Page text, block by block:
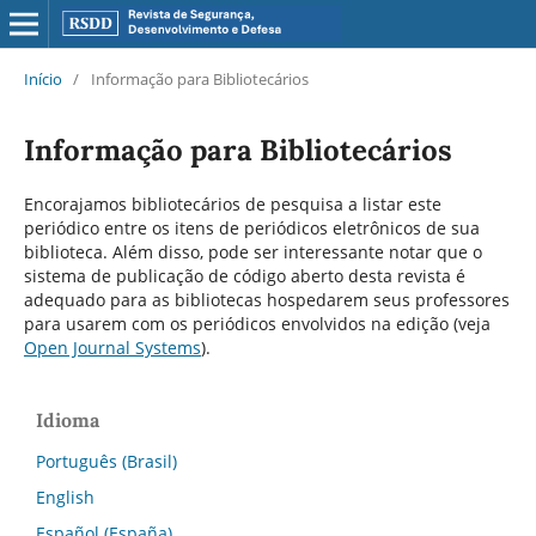
Início / Informação para Bibliotecários
Informação para Bibliotecários
Encorajamos bibliotecários de pesquisa a listar este
periódico entre os itens de periódicos eletrônicos de sua
biblioteca. Além disso, pode ser interessante notar que o
sistema de publicação de código aberto desta revista é
adequado para as bibliotecas hospedarem seus professores
para usarem com os periódicos envolvidos na edição (veja
Open Journal Systems).
Idioma
Português (Brasil)
English